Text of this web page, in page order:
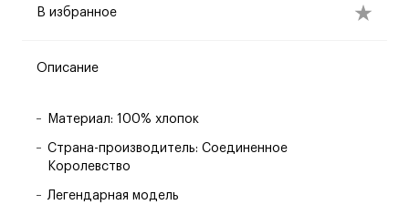
В избранное
Описание
Материал: 100% хлопок
Страна-производитель: Соединенное
Королевство
Легендарная модель